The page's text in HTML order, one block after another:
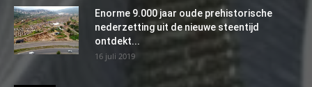
Enorme 9.000 jaar oude prehistorische
nederzetting uit de nieuwe steentijd
ontdekt...
16 juli 2019